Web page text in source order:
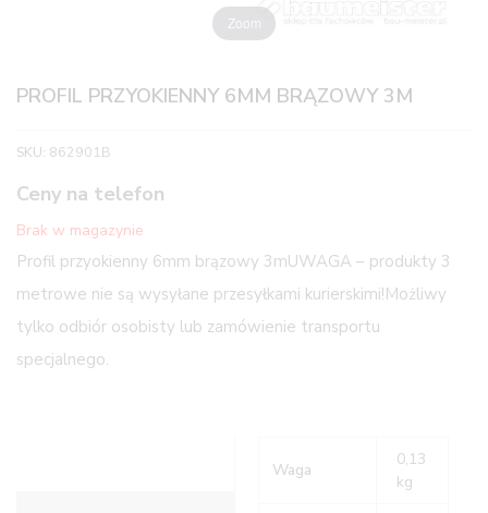
Zoom
PROFIL PRZYOKIENNY 6MM BRĄZOWY 3M
SKU: 862901B
Ceny na telefon
Brak w magazynie
Profil przyokienny 6mm brązowy 3mUWAGA – produkty 3
metrowe nie są wysyłane przesyłkami kurierskimi!Możliwy
tylko odbiór osobisty lub zamówienie transportu
specjalnego.
Waga
0,13
kg